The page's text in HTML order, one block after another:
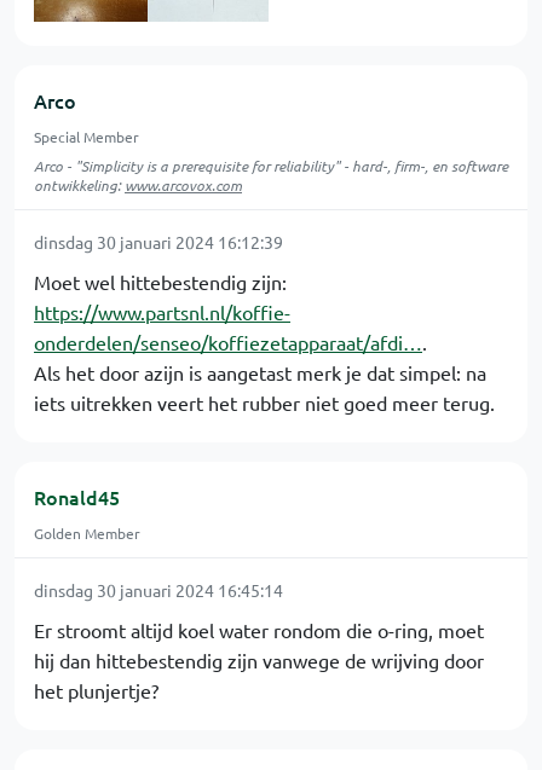
Arco
Special Member
Arco - "Simplicity is a prerequisite for reliability" - hard-, firm-, en software
ontwikkeling:www.arcovox.com
dinsdag 30 januari 2024 16:12:39
Moet wel hittebestendig zijn:
https://www.partsnl.nl/koffie-
onderdelen/senseo/koffiezetapparaat/afdi….
Als het door azijn is aangetast merk je dat simpel: na
iets uitrekken veert het rubber niet goed meer terug.
Ronald45
Golden Member
dinsdag 30 januari 2024 16:45:14
Er stroomt altijd koel water rondom die o-ring, moet
hij dan hittebestendig zijn vanwege de wrijving door
het plunjertje?